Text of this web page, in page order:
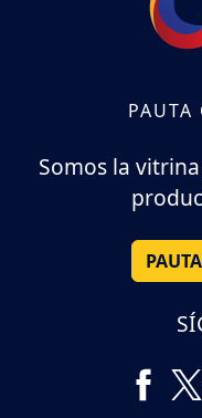
PAUTA
Somos la